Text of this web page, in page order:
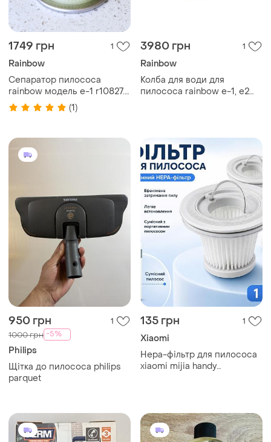
1749 грн 1
Rainbow
Сепаратор пилососа
rainbow модель e-1 r10827.
оригінал (сепаратор
пилосмока рейнбоу)
(1)
3980 грн 1
Rainbow
Колба для води для
пилососа rainbow e-1, e2
950 грн 1
1000 грн -5%
Philips
Щітка до пилососа philips
parquet
135 грн 1
Xiaomi
Hepa-фільтр для пилососа
xiaomi mijia handy